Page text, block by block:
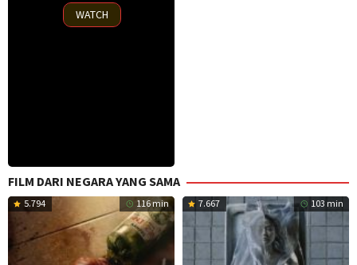
16
May
WATCH
FILM DARI NEGARA YANG SAMA
5.794 116 min 7.667 103 min